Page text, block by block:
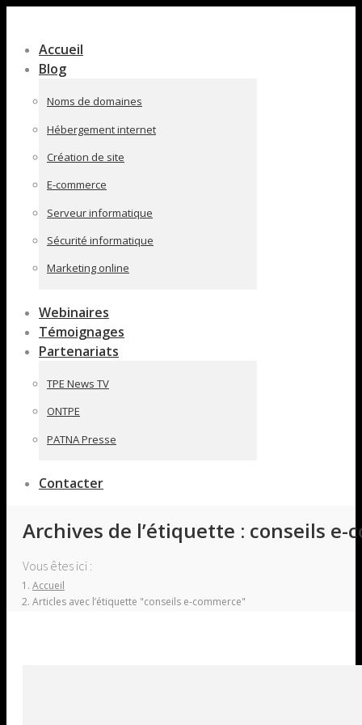
pleine
largeur
Accueil
Blog
Noms de domaines
Hébergement internet
Création de site
E-commerce
Serveur informatique
Sécurité informatique
Marketing online
Webinaires
Témoignages
Partenariats
TPE News TV
ONTPE
PATNA Presse
Contacter
Archives de l’étiquette : conseils e-
Vous êtes ici :
Accueil
Articles avec l’étiquette "conseils e-commerce"